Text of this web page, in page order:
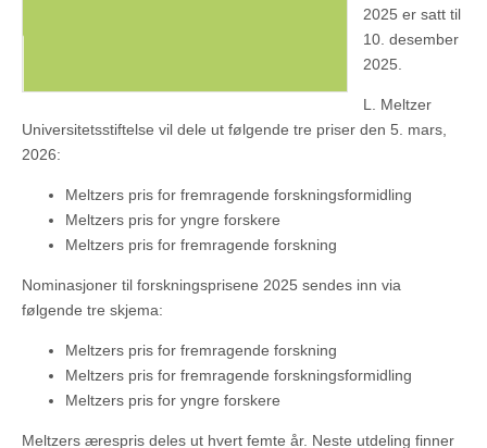
2025 er satt til
10. desember
2025.
L. Meltzer
Universitetsstiftelse vil dele ut følgende tre priser den 5. mars,
2026:
Meltzers pris for fremragende forskningsformidling
Meltzers pris for yngre forskere
Meltzers pris for fremragende forskning
Nominasjoner til forskningsprisene 2025 sendes inn via
følgende tre skjema:
Meltzers pris for fremragende forskning
Meltzers pris for fremragende forskningsformidling
Meltzers pris for yngre forskere
Meltzers ærespris deles ut hvert femte år. Neste utdeling finner